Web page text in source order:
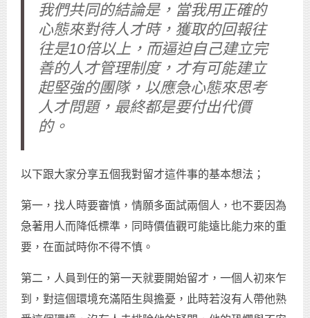
我們共同的結論是，當我用正確的
心態來對待人才時，獲取的回報往
往是10倍以上，而逼迫自己建立完
善的人才管理制度，才有可能建立
起堅強的團隊，以應急心態來思考
人才問題，最終都是要付出代價
的。
以下跟大家分享五個我對留才這件事的基本想法；
第一，找人時要審慎，情願多面試兩個人，也不要因為
急著用人而降低標準，同時價值觀可能遠比能力來的重
要，在面試時你不得不慎。
第二，人員到任的第一天就要開始留才，一個人初來乍
到，對這個環境充滿陌生與擔憂，此時若沒有人帶他熟